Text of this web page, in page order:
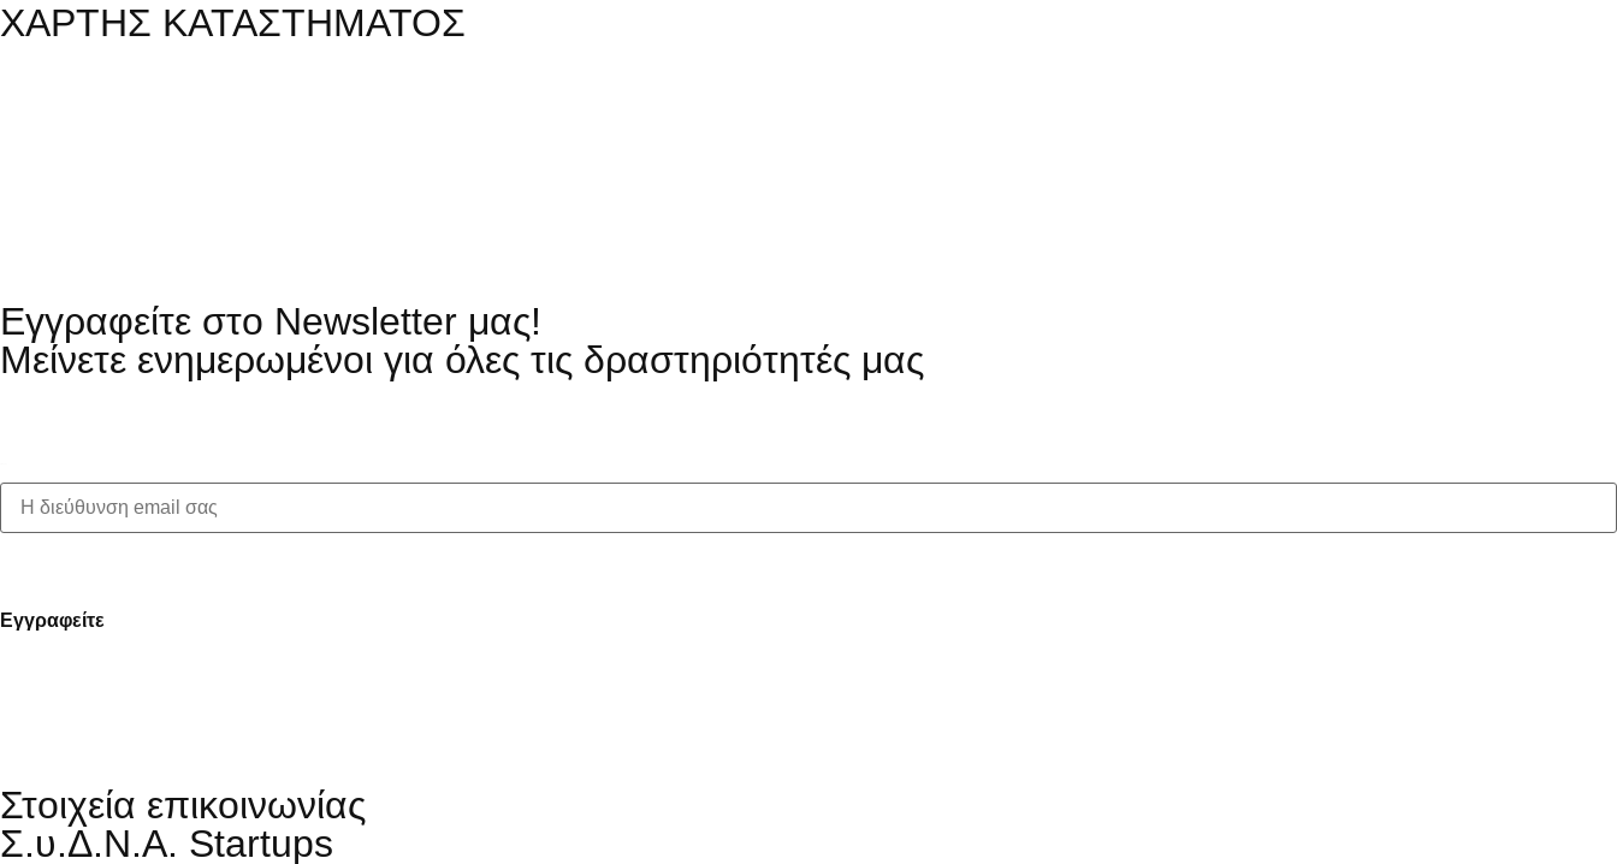
ΧΑΡΤΗΣ ΚΑΤΑΣΤΗΜΑΤΟΣ
Εγγραφείτε στο Newsletter μας!
Μείνετε ενημερωμένοι για όλες τις δραστηριότητές μας
Στοιχεία επικοινωνίας
Σ.υ.Δ.Ν.Α. Startups